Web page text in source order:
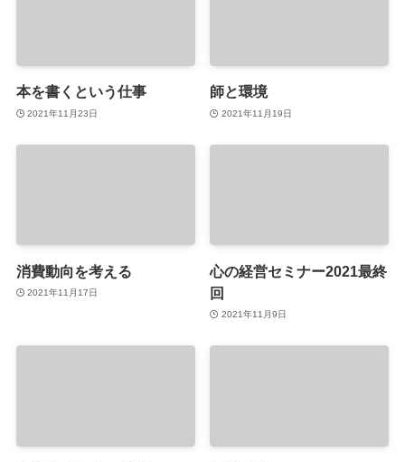
本を書くという仕事
2021年11月23日
師と環境
2021年11月19日
消費動向を考える
2021年11月17日
心の経営セミナー2021最終
回
2021年11月9日